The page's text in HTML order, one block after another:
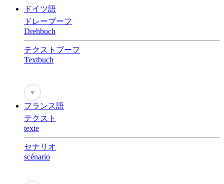
ドイツ語
ドレーブーフ
Drehbuch
テクストブーフ
Textbuch
♥
フランス語
テクスト
texte
セナリオ
scénario